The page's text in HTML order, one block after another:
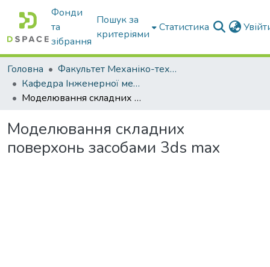
Фонди
та
зібрання
Пошук за
критеріями
Статистика
Головна
Факультет Механіко-технологічний
Кафедра Інженерної механіки та комп'ютерного проектування
Моделювання складних поверхонь засобами 3ds max
Моделювання складних
поверхонь засобами 3ds max